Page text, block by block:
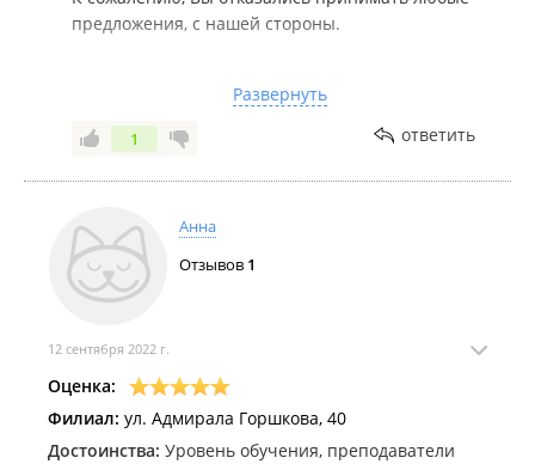
работников данную школу.
предложения, с нашей стороны.
свои планы на день, из-за посещения наших
занятий.
С Уважением, EES
Развернуть
1 ответить
Анна
Отзывов 1
12 сентября 2022 г.
Оценка:
Филиал: ул. Адмирала Горшкова, 40
Достоинства: Уровень обучения, преподаватели